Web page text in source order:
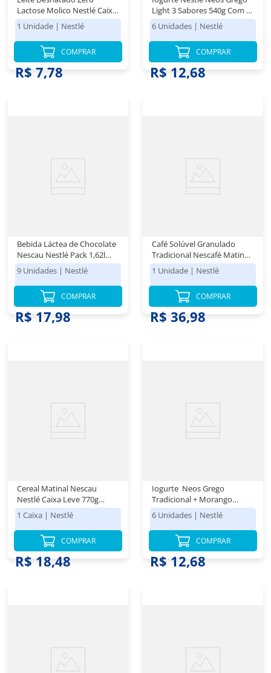
Lactose Molico Nestlé Caixa
1l
1 Unidade | Nestlé
R$ 7,78
COMPRAR
Light 3 Sabores 540g Com 6
Unidades
6 Unidades | Nestlé
R$ 12,68
COMPRAR
Bebida Láctea de Chocolate
Nescau Nestlé Pack 1,62l
com 9 Unidades
9 Unidades | Nestlé
R$ 17,98
COMPRAR
Café Solúvel Granulado
Tradicional Nescafé Matinal
Nestlé Vidro 200g
1 Unidade | Nestlé
R$ 36,98
COMPRAR
Cereal Matinal Nescau
Nestlé Caixa Leve 770g
Pague 620g
1 Caixa | Nestlé
R$ 18,48
COMPRAR
Iogurte Neos Grego
Tradicional + Morango
Nestlé Bandeja 540g 6
Unidades Leve Mais Pague
Menos
6 Unidades | Nestlé
R$ 12,68
COMPRAR